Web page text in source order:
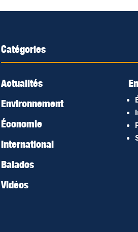
Catégories
Actualités
Environnement
Économie
International
Balados
Vidéos